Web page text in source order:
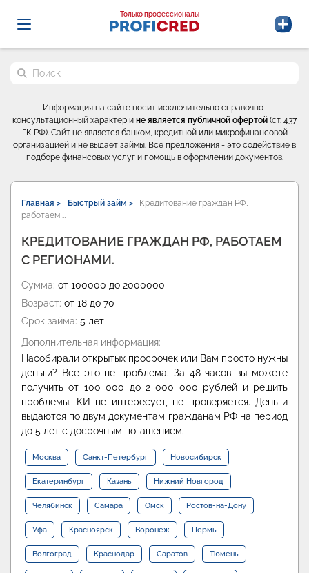
Probrokery - Только профессионалы
Только профессионалы
Поиск по сайту
Информация на сайте носит исключительно справочно-
консультационный характер и не является публичной офертой (ст. 437
ГК РФ). Сайт не является банком, кредитной или микрофинансовой
организацией и не выдаёт займы. Все предложения - это содействие в
подборе финансовых услуг и помощь в оформлении документов.
Главная > Быстрый займ >
Кредитование граждан РФ,
работаем …
КРЕДИТОВАНИЕ ГРАЖДАН РФ, РАБОТАЕМ
С РЕГИОНАМИ.
Сумма: от 100000 до 2000000
Возраст: от 18 до 70
Срок займа: 5 лет
Дополнительная информация:
Насобирали открытых просрочек или Вам просто нужны
деньги? Все это не проблема. За 48 часов вы можете
получить от 100 000 до 2 000 000 рублей и решить
проблемы. КИ не интересует, не проверяется. Деньги
выдаются по двум документам гражданам РФ на период
до 5 лет с досрочным погашением.
Москва Санкт-Петербург Новосибирск
Екатеринбург Казань Нижний Новгород
Челябинск Самара Омск Ростов-на-Дону
Уфа Красноярск Воронеж Пермь
Волгоград Краснодар Саратов Тюмень